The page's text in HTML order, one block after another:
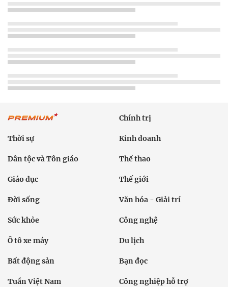
Chính trị
Thời sự Kinh doanh
Dân tộc và Tôn giáo Thể thao
Giáo dục Thế giới
Đời sống Văn hóa - Giải trí
Sức khỏe Công nghệ
Ô tô xe máy Du lịch
Bất động sản Bạn đọc
Tuần Việt Nam Công nghiệp hỗ trợ